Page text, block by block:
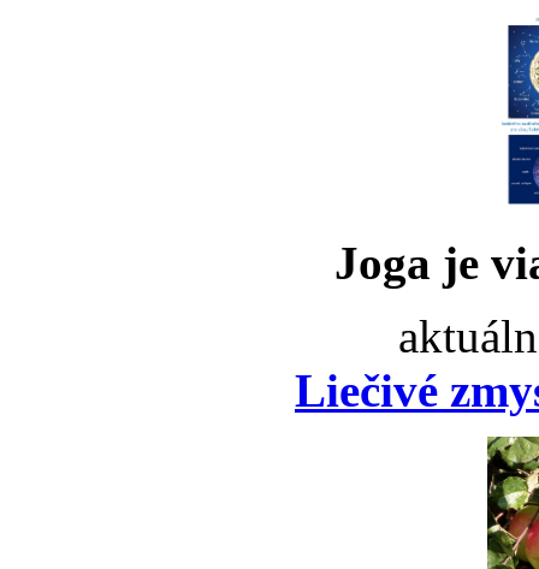
Joga je
Liečivé